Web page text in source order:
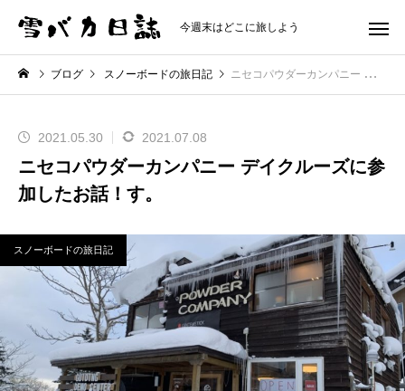
今週末はどこに旅しよう
ブログ スノーボードの旅日記 ニセコパウダーカンパニー デイクルーズに参加したお話！す。
2021.05.30 2021.07.08
ニセコパウダーカンパニー デイクルーズに参
加したお話！す。
スノーボードの旅日記